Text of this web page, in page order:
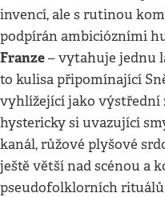
invencí, ale s rutinou
podpírán ambiciózními
Franze– vytahuje jednu
to kulisa připomínající
vyhlížející jako výstřední
hystericky si uvazující
kanál, růžové plyšové
ještě větší nad scénou a
pseudofolklorních rituálů